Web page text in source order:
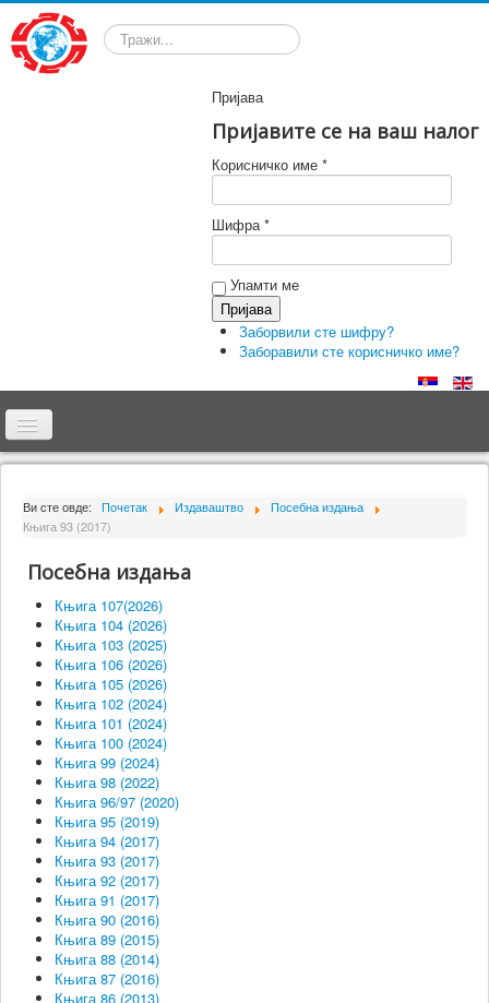
Пријава
Пријавите се на ваш налог
Корисничко име *
Шифра *
Упамти ме
Заборвили сте шифру?
Заборавили сте корисничко име?
Почетна
О Институту
Сарадници
Пројекти
Издаваштво
Активности
Сарадња
Новости
Библиотека
Контакт
Ви сте овде: Почетак Издаваштво
Посебна издања
Књига 93 (2017)
Посебна издања
Књига 107(2026)
Књига 104 (2026)
Књига 103 (2025)
Књига 106 (2026)
Књига 105 (2026)
Књига 102 (2024)
Књига 101 (2024)
Књига 100 (2024)
Књига 99 (2024)
Књига 98 (2022)
Књига 96/97 (2020)
Књига 95 (2019)
Књига 94 (2017)
Књига 93 (2017)
Књига 92 (2017)
Књига 91 (2017)
Књига 90 (2016)
Књига 89 (2015)
Књига 88 (2014)
Књига 87 (2016)
Књига 86 (2013)